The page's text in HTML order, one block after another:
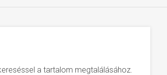
a tartalom megtalálásához.